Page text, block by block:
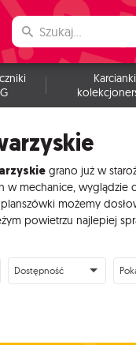
Karcianki
grano już w
mechanice, wyglądzie
możemy
powietrzu najlepiej
Dostępność